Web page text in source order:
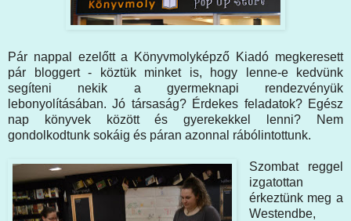
Pár nappal ezelőtt a Könyvmolyképző Kiadó megkeresett
pár bloggert - köztük minket is, hogy lenne-e kedvünk
segíteni nekik a gyermeknapi rendezvényük
lebonyolításában. Jó társaság? Érdekes feladatok? Egész
nap könyvek között és gyerekekkel lenni? Nem
gondolkodtunk sokáig és páran azonnal rábólintottunk.
Szombat reggel
izgatottan
érkeztünk meg a
Westendbe,